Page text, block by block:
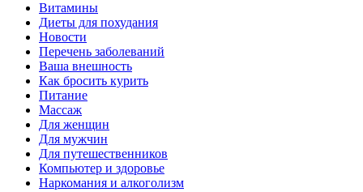
Витамины
Диеты для похудания
Новости
Перечень заболеваний
Ваша внешность
Как бросить курить
Питание
Массаж
Для женщин
Для мужчин
Для путешественников
Компьютер и здоровье
Наркомания и алкоголизм